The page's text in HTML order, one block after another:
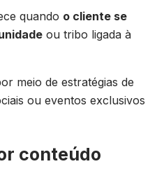
quando o cliente se
ou tribo ligada à
meio de estratégias de
ou eventos exclusivos
conteúdo